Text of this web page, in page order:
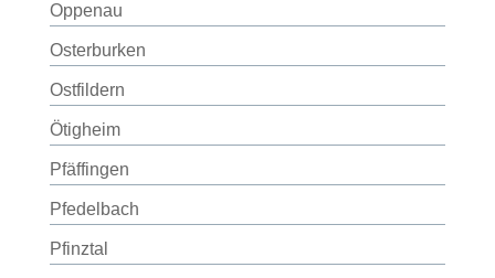
Oppenau
Osterburken
Ostfildern
Ötigheim
Pfäffingen
Pfedelbach
Pfinztal